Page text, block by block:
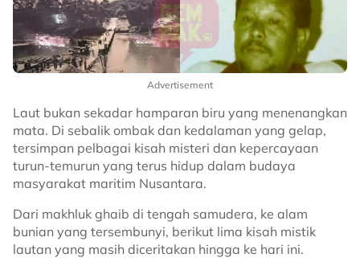
Advertisement
Laut bukan sekadar hamparan biru yang menenangkan
mata. Di sebalik ombak dan kedalaman yang gelap,
tersimpan pelbagai kisah misteri dan kepercayaan
turun-temurun yang terus hidup dalam budaya
masyarakat maritim Nusantara.
Dari makhluk ghaib di tengah samudera, ke alam
bunian yang tersembunyi, berikut lima kisah mistik
lautan yang masih diceritakan hingga ke hari ini.